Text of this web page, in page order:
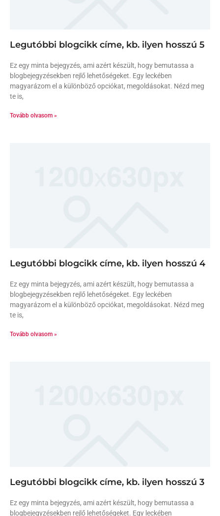
Legutóbbi blogcikk címe, kb. ilyen hosszú 5
Ez egy minta bejegyzés, ami azért készült, hogy bemutassa a
blogbejegyzésekben rejlő lehetőségeket. Egy leckében
magyarázom el a különböző opciókat, megoldásokat. Nézd meg
te is,
Tovább olvasom »
Legutóbbi blogcikk címe, kb. ilyen hosszú 4
Ez egy minta bejegyzés, ami azért készült, hogy bemutassa a
blogbejegyzésekben rejlő lehetőségeket. Egy leckében
magyarázom el a különböző opciókat, megoldásokat. Nézd meg
te is,
Tovább olvasom »
Legutóbbi blogcikk címe, kb. ilyen hosszú 3
Ez egy minta bejegyzés, ami azért készült, hogy bemutassa a
blogbejegyzésekben rejlő lehetőségeket. Egy leckében